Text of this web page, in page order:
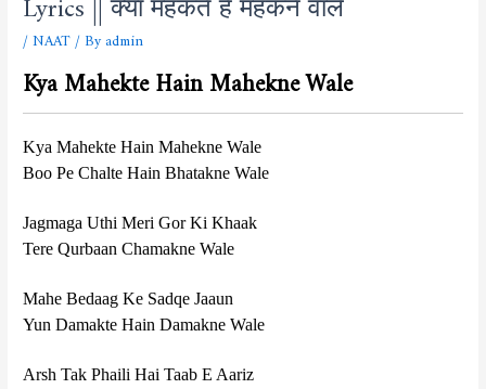
/NAAT/ Byadmin
Kya Mahekte Hain Mahekne Wale
Kya Mahekte Hain Mahekne Wale
Boo Pe Chalte Hain Bhatakne Wale
Jagmaga Uthi Meri Gor Ki Khaak
Tere Qurbaan Chamakne Wale
Mahe Bedaag Ke Sadqe Jaaun
Yun Damakte Hain Damakne Wale
Arsh Tak Phaili Hai Taab E Aariz